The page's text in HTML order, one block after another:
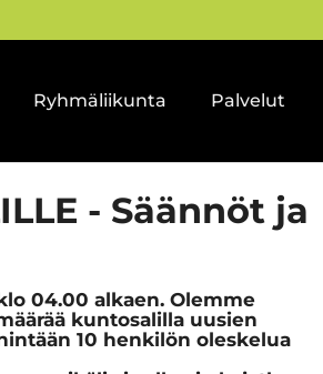
Ryhmäliikunta Palvelut
- Säännöt ja
04.00 alkaen. Olemme
kuntosalilla uusien
10 henkilön oleskelua